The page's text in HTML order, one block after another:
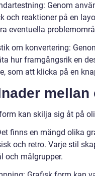
Genom
och reaktioner på en
eventuella
om konvertering:
hur framgångsrik en
som att klicka på en
kan skilja sig åt på
finns en mängd olika
och retro. Varje stil
och målgrupper.